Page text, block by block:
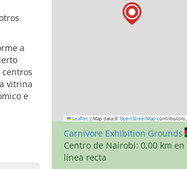
a
vitrina
e
Leaflet | Map data © OpenStreetMap contributors,
Carnivore Exhibition Grounds
Centro de Nairobi: 0,00 km en
línea recta